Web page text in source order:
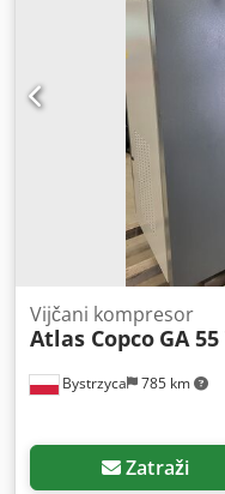
Bystrzyca 785 km
Vijčani kompresor
Atlas Copco GA 55
Zatraži